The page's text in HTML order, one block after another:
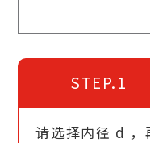
STEP.1
请选择内径 d ，